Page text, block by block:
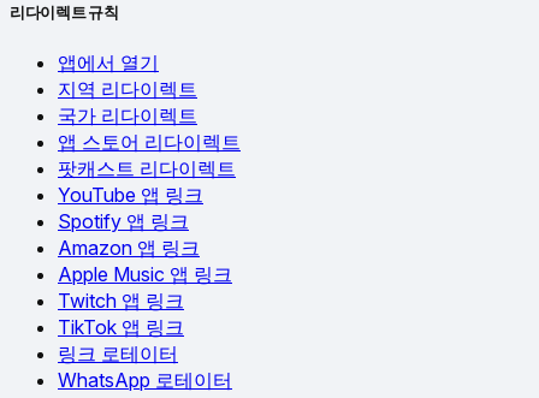
리다이렉트 규칙
앱에서 열기
지역 리다이렉트
국가 리다이렉트
앱 스토어 리다이렉트
팟캐스트 리다이렉트
YouTube 앱 링크
Spotify 앱 링크
Amazon 앱 링크
Apple Music 앱 링크
Twitch 앱 링크
TikTok 앱 링크
링크 로테이터
WhatsApp 로테이터